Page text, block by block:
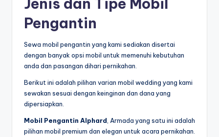
Pengantin
Sewa mobil pengantin yang kami sediakan disertai
dengan banyak opsi mobil untuk memenuhi kebutuhan
anda dan pasangan dihari pernikahan.
Berikut ini adalah pilihan varian mobil wedding yang kami
sewakan sesuai dengan keinginan dan dana yang
dipersiapkan.
Mobil Pengantin Alphard , Armada yang satu ini adalah
pilihan mobil premium dan elegan untuk acara pernikahan.